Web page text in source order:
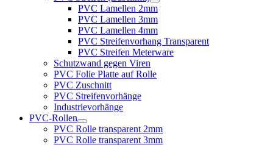
PVC Lamellen 2mm
PVC Lamellen 3mm
PVC Lamellen 4mm
PVC Streifenvorhang Transparent
PVC Streifen Meterware
Schutzwand gegen Viren
PVC Folie Platte auf Rolle
PVC Zuschnitt
PVC Streifenvorhänge
Industrievorhänge
PVC-Rollen
PVC Rolle transparent 2mm
PVC Rolle transparent 3mm